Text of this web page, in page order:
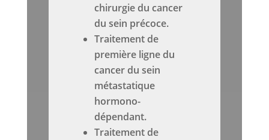
chirurgie du cancer
du sein précoce.
Traitement de
première ligne du
cancer du sein
métastatique
hormono-
dépendant.
Traitement de